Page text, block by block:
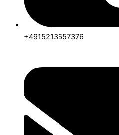
+4915213657376